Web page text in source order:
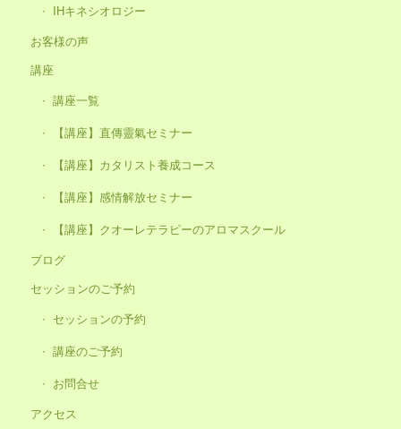
IHキネシオロジー
お客様の声
講座
講座一覧
【講座】直傳靈氣セミナー
【講座】カタリスト養成コース
【講座】感情解放セミナー
【講座】クオーレテラピーのアロマスクール
ブログ
セッションのご予約
セッションの予約
講座のご予約
お問合せ
アクセス